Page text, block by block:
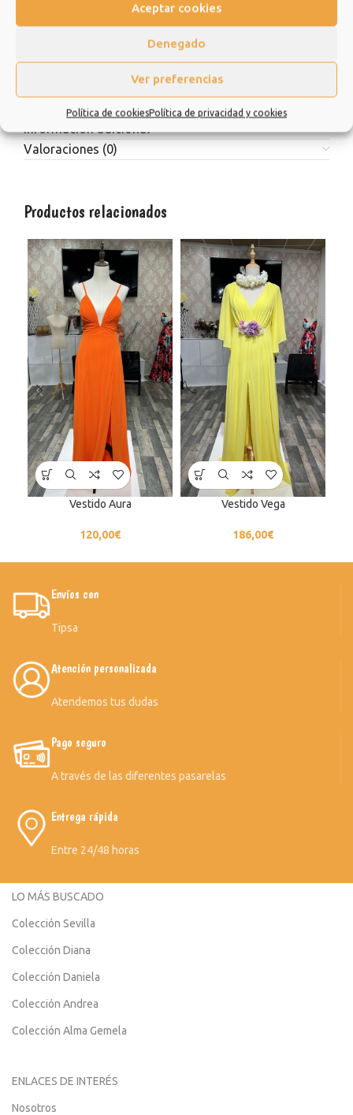
Aceptar cookies
Denegado
Ver preferencias
Política de cookiesPolítica de privacidad y cookies
Estamos muy agradecidos de que hayas elegido nuestra
tienda y esperamos que sea una experiencia de la que quiera
Valoraciones (0)
Productos relacionados
Vestido Aura
120,00€
Vestido Vega
186,00€
Envíos con
Tipsa
Atención personalizada
Atendemos tus dudas
Pago seguro
A través de las diferentes pasarelas
Entrega rápida
Entre 24/48 horas
LO MÁS BUSCADO
Colección Sevilla
Colección Diana
Colección Daniela
Colección Andrea
Colección Alma Gemela
ENLACES DE INTERÉS
Nosotros